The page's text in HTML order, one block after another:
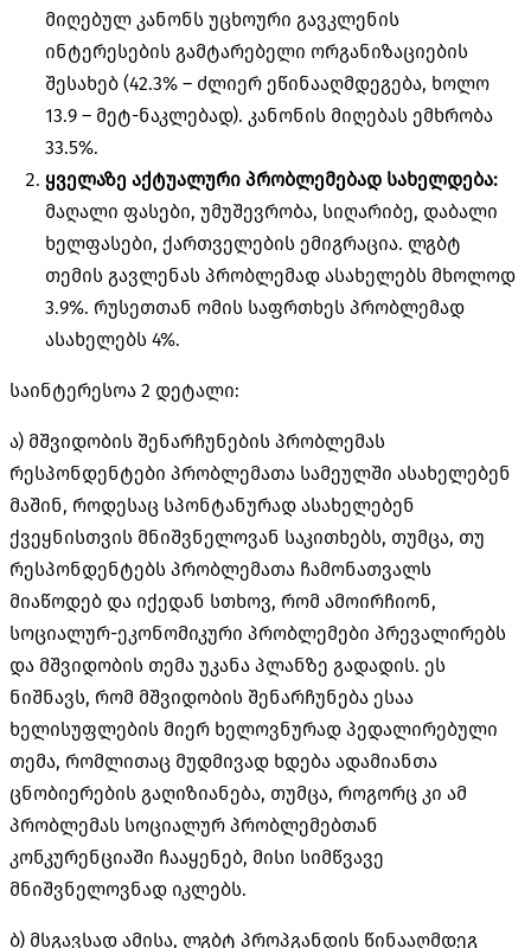
მიღებულ კანონს უცხოური გავკლენის
ინტერესების გამტარებელი ორგანიზაციების
შესახებ (42.3% – ძლიერ ეწინააღმდეგება, ხოლო
13.9 – მეტ-ნაკლებად). კანონის მიღებას ემხრობა
33.5%.
ყველაზე აქტუალური პრობლემებად სახელდება:
მაღალი ფასები, უმუშევრობა, სიღარიბე, დაბალი
ხელფასები, ქართველების ემიგრაცია. ლგბტ
თემის გავლენას პრობლემად ასახელებს მხოლოდ
3.9%. რუსეთთან ომის საფრთხეს პრობლემად
ასახელებს 4%.
საინტერესოა 2 დეტალი:
ა) მშვიდობის შენარჩუნების პრობლემას
რესპონდენტები პრობლემათა სამეულში ასახელებენ
მაშინ, როდესაც სპონტანურად ასახელებენ
ქვეყნისთვის მნიშვნელოვან საკითხებს, თუმცა, თუ
რესპონდენტებს პრობლემათა ჩამონათვალს
მიაწოდებ და იქედან სთხოვ, რომ ამოირჩიონ,
სოციალურ-ეკონომიკური პრობლემები პრევალირებს
და მშვიდობის თემა უკანა პლანზე გადადის. ეს
ნიშნავს, რომ მშვიდობის შენარჩუნება ესაა
ხელისუფლების მიერ ხელოვნურად პედალირებული
თემა, რომლითაც მუდმივად ხდება ადამიანთა
ცნობიერების გაღიზიანება, თუმცა, როგორც კი ამ
პრობლემას სოციალურ პრობლემებთან
კონკურენციაში ჩააყენებ, მისი სიმწვავე
მნიშვნელოვნად იკლებს.
ბ) მსგავსად ამისა, ლგბტ პროპგანდის წინააღმდეგ